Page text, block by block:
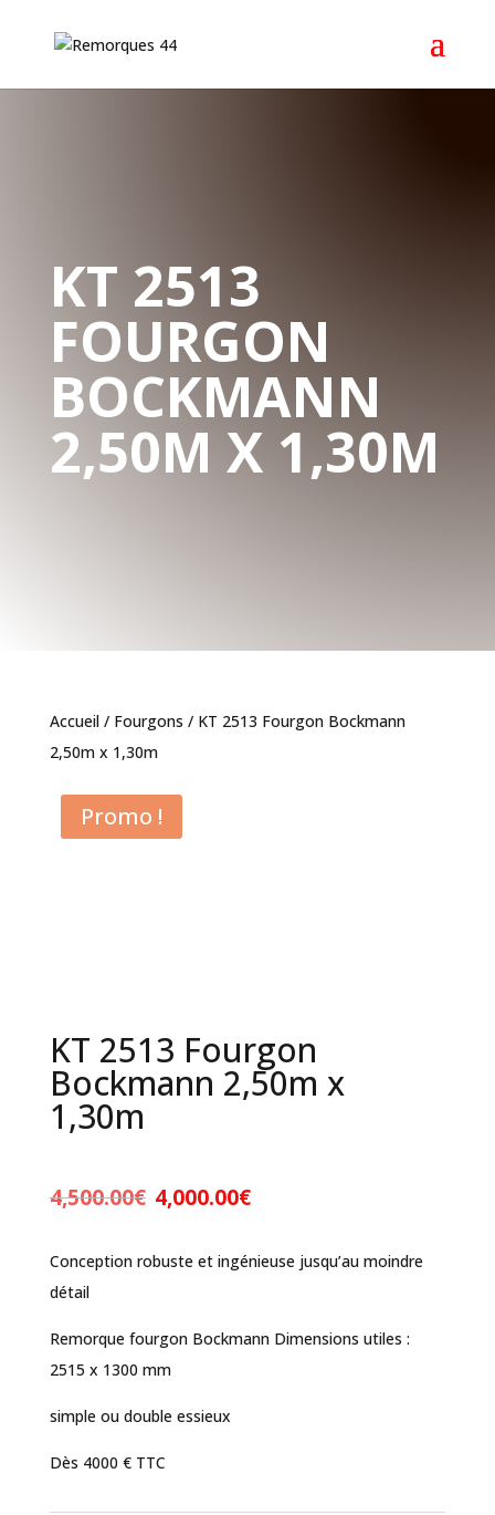
KT 2513
FOURGON
BOCKMANN
2,50M X 1,30M
Accueil/ Fourgons / KT 2513 Fourgon Bockmann
2,50m x 1,30m
Promo !
KT 2513 Fourgon
Bockmann 2,50m x
1,30m
4,500.00€ Le
prix
initial
était :
4,000.00€Le
actuel
est :
Conception robuste et ingénieuse jusqu’au moindre
détail
Remorque fourgon Bockmann Dimensions utiles :
2515 x 1300 mm
simple ou double essieux
Dès 4000 € TTC